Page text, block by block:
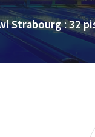
Strabourg : 32